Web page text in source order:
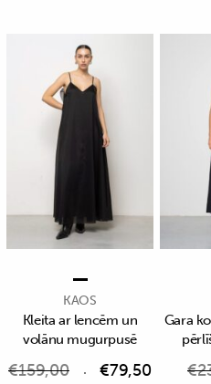
KAOS
Kleita ar lencēm un
volānu mugurpusē
€159,00 €79,50
Gara
€